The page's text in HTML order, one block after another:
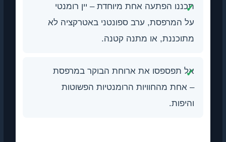
תכננו הפתעה אחת מיוחדת – יין רומנטי
על המרפסת, ערב ספונטני באטרקציה לא
מתוכננת, או מתנה קטנה.
אל תפספסו את ארוחת הבוקר במרפסת
– אחת מהחוויות הרומנטיות הפשוטות
והיפות.